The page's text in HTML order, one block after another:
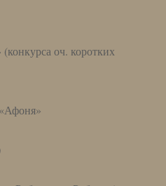
оч. коротких